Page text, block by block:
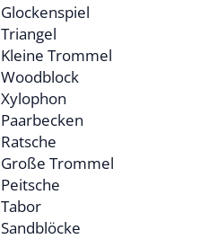
Glockenspiel
Triangel
Kleine Trommel
Woodblock
Xylophon
Paarbecken
Ratsche
Große Trommel
Peitsche
Tabor
Sandblöcke